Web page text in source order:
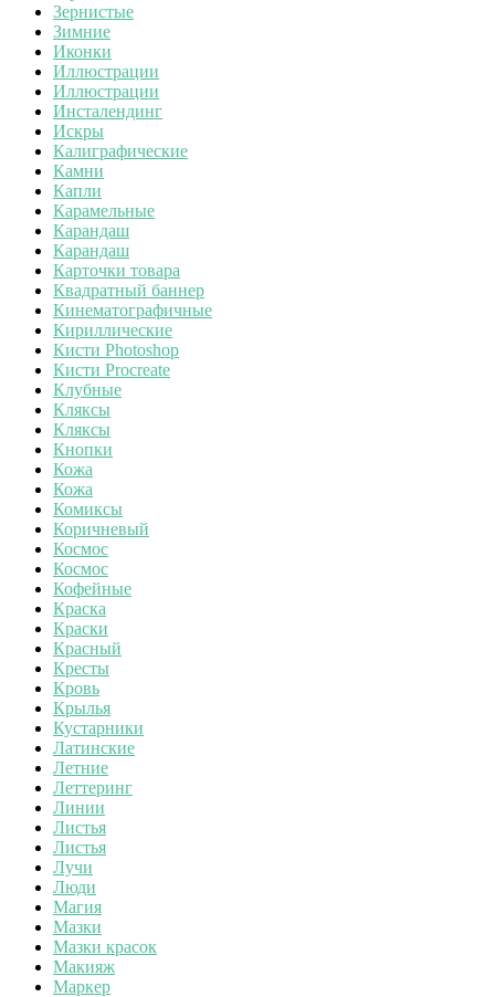
Зернистые
Зимние
Иконки
Иллюстрации
Иллюстрации
Инсталендинг
Искры
Калиграфические
Камни
Капли
Карамельные
Карандаш
Карандаш
Карточки товара
Квадратный баннер
Кинематографичные
Кириллические
Кисти Photoshop
Кисти Procreate
Клубные
Кляксы
Кляксы
Кнопки
Кожа
Кожа
Комиксы
Коричневый
Космос
Космос
Кофейные
Краска
Краски
Красный
Кресты
Кровь
Крылья
Кустарники
Латинские
Летние
Леттеринг
Линии
Листья
Листья
Лучи
Люди
Магия
Мазки
Мазки красок
Макияж
Маркер